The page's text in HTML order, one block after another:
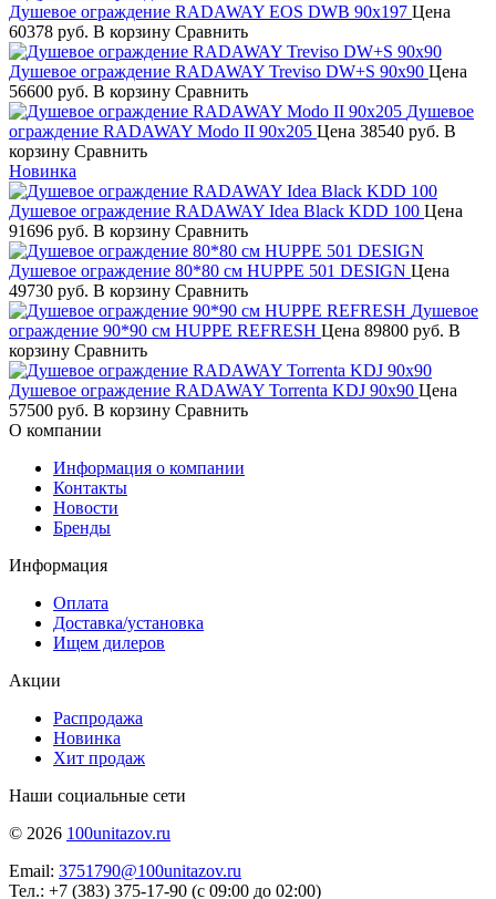
Душевое ограждение RADAWAY EOS DWB 90х197 Цена
60378 руб. В корзину Сравнить
Душевое ограждение RADAWAY Treviso DW+S 90х90 Цена
56600 руб. В корзину Сравнить
Душевое
ограждение RADAWAY Modo II 90х205 Цена 38540 руб. В
корзину Сравнить
Новинка
Душевое ограждение RADAWAY Idea Black KDD 100 Цена
91696 руб. В корзину Сравнить
Душевое ограждение 80*80 см HUPPE 501 DESIGN Цена
49730 руб. В корзину Сравнить
Душевое
ограждение 90*90 см HUPPE REFRESH Цена 89800 руб. В
корзину Сравнить
Душевое ограждение RADAWAY Torrenta KDJ 90х90 Цена
57500 руб. В корзину Сравнить
О компании
Информация о компании
Контакты
Новости
Бренды
Информация
Оплата
Доставка/установка
Ищем дилеров
Акции
Распродажа
Новинка
Хит продаж
Наши социальные сети
© 2026 100unitazov.ru
Email: 3751790@100unitazov.ru
Тел.: +7 (383) 375-17-90 (с 09:00 до 02:00)